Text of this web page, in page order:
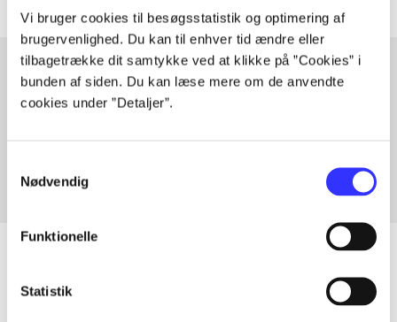
Vi bruger cookies til besøgsstatistik og optimering af
brugervenlighed. Du kan til enhver tid ændre eller
tilbagetrække dit samtykke ved at klikke på ”Cookies” i
bunden af siden. Du kan læse mere om de anvendte
cookies under ”Detaljer”.
Nødvendig
Funktionelle
Statistik
Artikler med samme emner